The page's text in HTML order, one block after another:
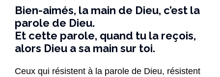
Bien-aimés, la main de Dieu, c’est la
parole de Dieu.
Et cette parole, quand tu la reçois,
alors Dieu a sa main sur toi.
Ceux qui résistent à la parole de Dieu, résistent